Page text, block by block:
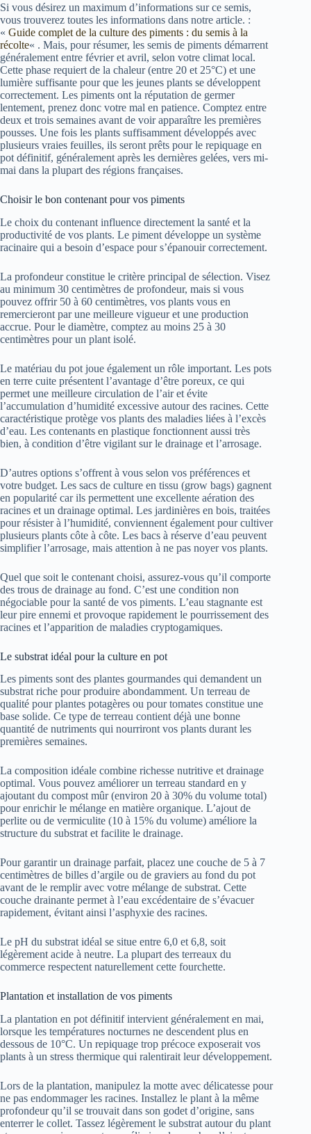
Si vous désirez un maximum d’informations sur ce semis,
vous trouverez toutes les informations dans notre article. :
« Guide complet de la culture des piments : du semis à la
récolte« . Mais, pour résumer, les semis de piments démarrent
généralement entre février et avril, selon votre climat local.
Cette phase requiert de la chaleur (entre 20 et 25°C) et une
lumière suffisante pour que les jeunes plants se développent
correctement. Les piments ont la réputation de germer
lentement, prenez donc votre mal en patience. Comptez entre
deux et trois semaines avant de voir apparaître les premières
pousses. Une fois les plants suffisamment développés avec
plusieurs vraies feuilles, ils seront prêts pour le repiquage en
pot définitif, généralement après les dernières gelées, vers mi-
mai dans la plupart des régions françaises.
Choisir le bon contenant pour vos piments
Le choix du contenant influence directement la santé et la
productivité de vos plants. Le piment développe un système
racinaire qui a besoin d’espace pour s’épanouir correctement.
La profondeur constitue le critère principal de sélection. Visez
au minimum 30 centimètres de profondeur, mais si vous
pouvez offrir 50 à 60 centimètres, vos plants vous en
remercieront par une meilleure vigueur et une production
accrue. Pour le diamètre, comptez au moins 25 à 30
centimètres pour un plant isolé.
Le matériau du pot joue également un rôle important. Les pots
en terre cuite présentent l’avantage d’être poreux, ce qui
permet une meilleure circulation de l’air et évite
l’accumulation d’humidité excessive autour des racines. Cette
caractéristique protège vos plants des maladies liées à l’excès
d’eau. Les contenants en plastique fonctionnent aussi très
bien, à condition d’être vigilant sur le drainage et l’arrosage.
D’autres options s’offrent à vous selon vos préférences et
votre budget. Les sacs de culture en tissu (grow bags) gagnent
en popularité car ils permettent une excellente aération des
racines et un drainage optimal. Les jardinières en bois, traitées
pour résister à l’humidité, conviennent également pour cultiver
plusieurs plants côte à côte. Les bacs à réserve d’eau peuvent
simplifier l’arrosage, mais attention à ne pas noyer vos plants.
Quel que soit le contenant choisi, assurez-vous qu’il comporte
des trous de drainage au fond. C’est une condition non
négociable pour la santé de vos piments. L’eau stagnante est
leur pire ennemi et provoque rapidement le pourrissement des
racines et l’apparition de maladies cryptogamiques.
Le substrat idéal pour la culture en pot
Les piments sont des plantes gourmandes qui demandent un
substrat riche pour produire abondamment. Un terreau de
qualité pour plantes potagères ou pour tomates constitue une
base solide. Ce type de terreau contient déjà une bonne
quantité de nutriments qui nourriront vos plants durant les
premières semaines.
La composition idéale combine richesse nutritive et drainage
optimal. Vous pouvez améliorer un terreau standard en y
ajoutant du compost mûr (environ 20 à 30% du volume total)
pour enrichir le mélange en matière organique. L’ajout de
perlite ou de vermiculite (10 à 15% du volume) améliore la
structure du substrat et facilite le drainage.
Pour garantir un drainage parfait, placez une couche de 5 à 7
centimètres de billes d’argile ou de graviers au fond du pot
avant de le remplir avec votre mélange de substrat. Cette
couche drainante permet à l’eau excédentaire de s’évacuer
rapidement, évitant ainsi l’asphyxie des racines.
Le pH du substrat idéal se situe entre 6,0 et 6,8, soit
légèrement acide à neutre. La plupart des terreaux du
commerce respectent naturellement cette fourchette.
Plantation et installation de vos piments
La plantation en pot définitif intervient généralement en mai,
lorsque les températures nocturnes ne descendent plus en
dessous de 10°C. Un repiquage trop précoce exposerait vos
plants à un stress thermique qui ralentirait leur développement.
Lors de la plantation, manipulez la motte avec délicatesse pour
ne pas endommager les racines. Installez le plant à la même
profondeur qu’il se trouvait dans son godet d’origine, sans
enterrer le collet. Tassez légèrement le substrat autour du plant